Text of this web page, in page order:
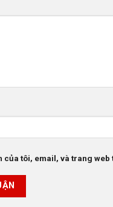
của tôi, email, và trang